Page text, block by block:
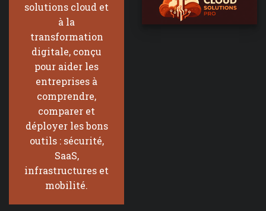
solutions cloud et
à la
transformation
digitale, conçu
pour aider les
entreprises à
comprendre,
comparer et
déployer les bons
outils : sécurité,
SaaS,
infrastructures et
mobilité.